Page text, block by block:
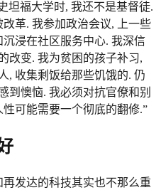
坦福大学时, 我还不是基督徒.
革. 我参加政治会议, 上一些
浸在社区服务中心. 我深信
改变. 我为贫困的孩子补习,
, 收集剩饭给那些饥饿的. 仍
到懊恼. 我必须对抗官僚和别
可能需要一个彻底的翻修.”
发达的科技其实也不那么重